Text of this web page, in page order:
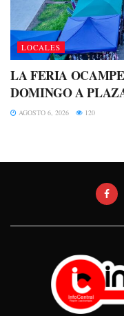
LOCALES
LA FERIA
DOMINGO A
AGOSTO 6, 2026 120